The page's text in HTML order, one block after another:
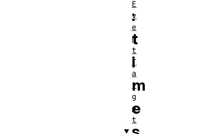
:
t
i
m
e
E
v
e
n
t
T
a
r
g
e
t